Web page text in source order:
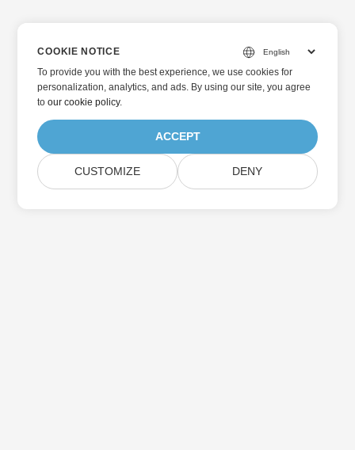
COOKIE NOTICE
To provide you with the best experience, we use cookies for
personalization, analytics, and ads. By using our site, you agree
toour cookie policy.
ACCEPT
CUSTOMIZE DENY